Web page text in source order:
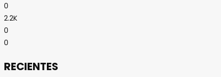
0
2.2K
0
0
RECIENTES